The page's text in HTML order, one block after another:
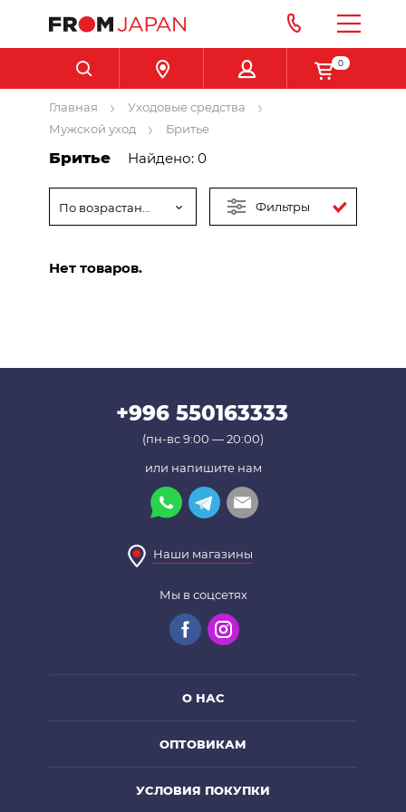
0
Главная
Уходовые средства
Мужской уход
Бритье
Бритье Найдено: 0
Фильтры
Нет товаров.
+996 550163333
(пн-вс 9:00 — 20:00)
или напишите нам
Наши магазины
Мы в соцсетях
О НАС
ОПТОВИКАМ
УСЛОВИЯ ПОКУПКИ